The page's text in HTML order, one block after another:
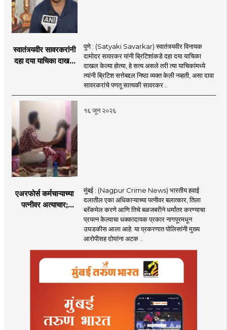
स्वातंत्र्यवीर सावरकरांनी
दहा दया याचिका दाखल
निष्ठा व्यक्त केली नाही’!
पणतू सात्यकी सावरकर
यांनी न्यायालयात सादर
केला दावा
पुणे : (Satyaki Savarkar) स्वातंत्र्यवीर विनायक
दामोदर सावरकर यांनी ब्रिटिशांकडे दहा दया याचिका
दाखल केल्या होत्या, हे सत्य असले तरी त्या याचिकांमध्ये
त्यांनी ब्रिटिश सत्तेबद्दल निष्ठा व्यक्त केली नव्हती, असा दावा
सावरकरांचे पणतू सात्यकी सावरकर ..
१६ जून २०२६
एअरफोर्स कर्मचाऱ्याच्या
पत्नीवर अत्याचार;
मुंबई : (Nagpur Crime News) भारतीय हवाई
दलातील एका अधिकाऱ्याच्या पत्नीवर बलात्कार, तिला
ब्लॅकमेल करणे आणि तिचे बळजबरीने धर्मांतर करण्याचा
प्रयत्न केल्याचा धक्कादायक प्रकार नागपूरमधून
उघडकीस आला आहे. या प्रकरणात पोलिसांनी मुख्य
आरोपीसह दोघांना अटक ..